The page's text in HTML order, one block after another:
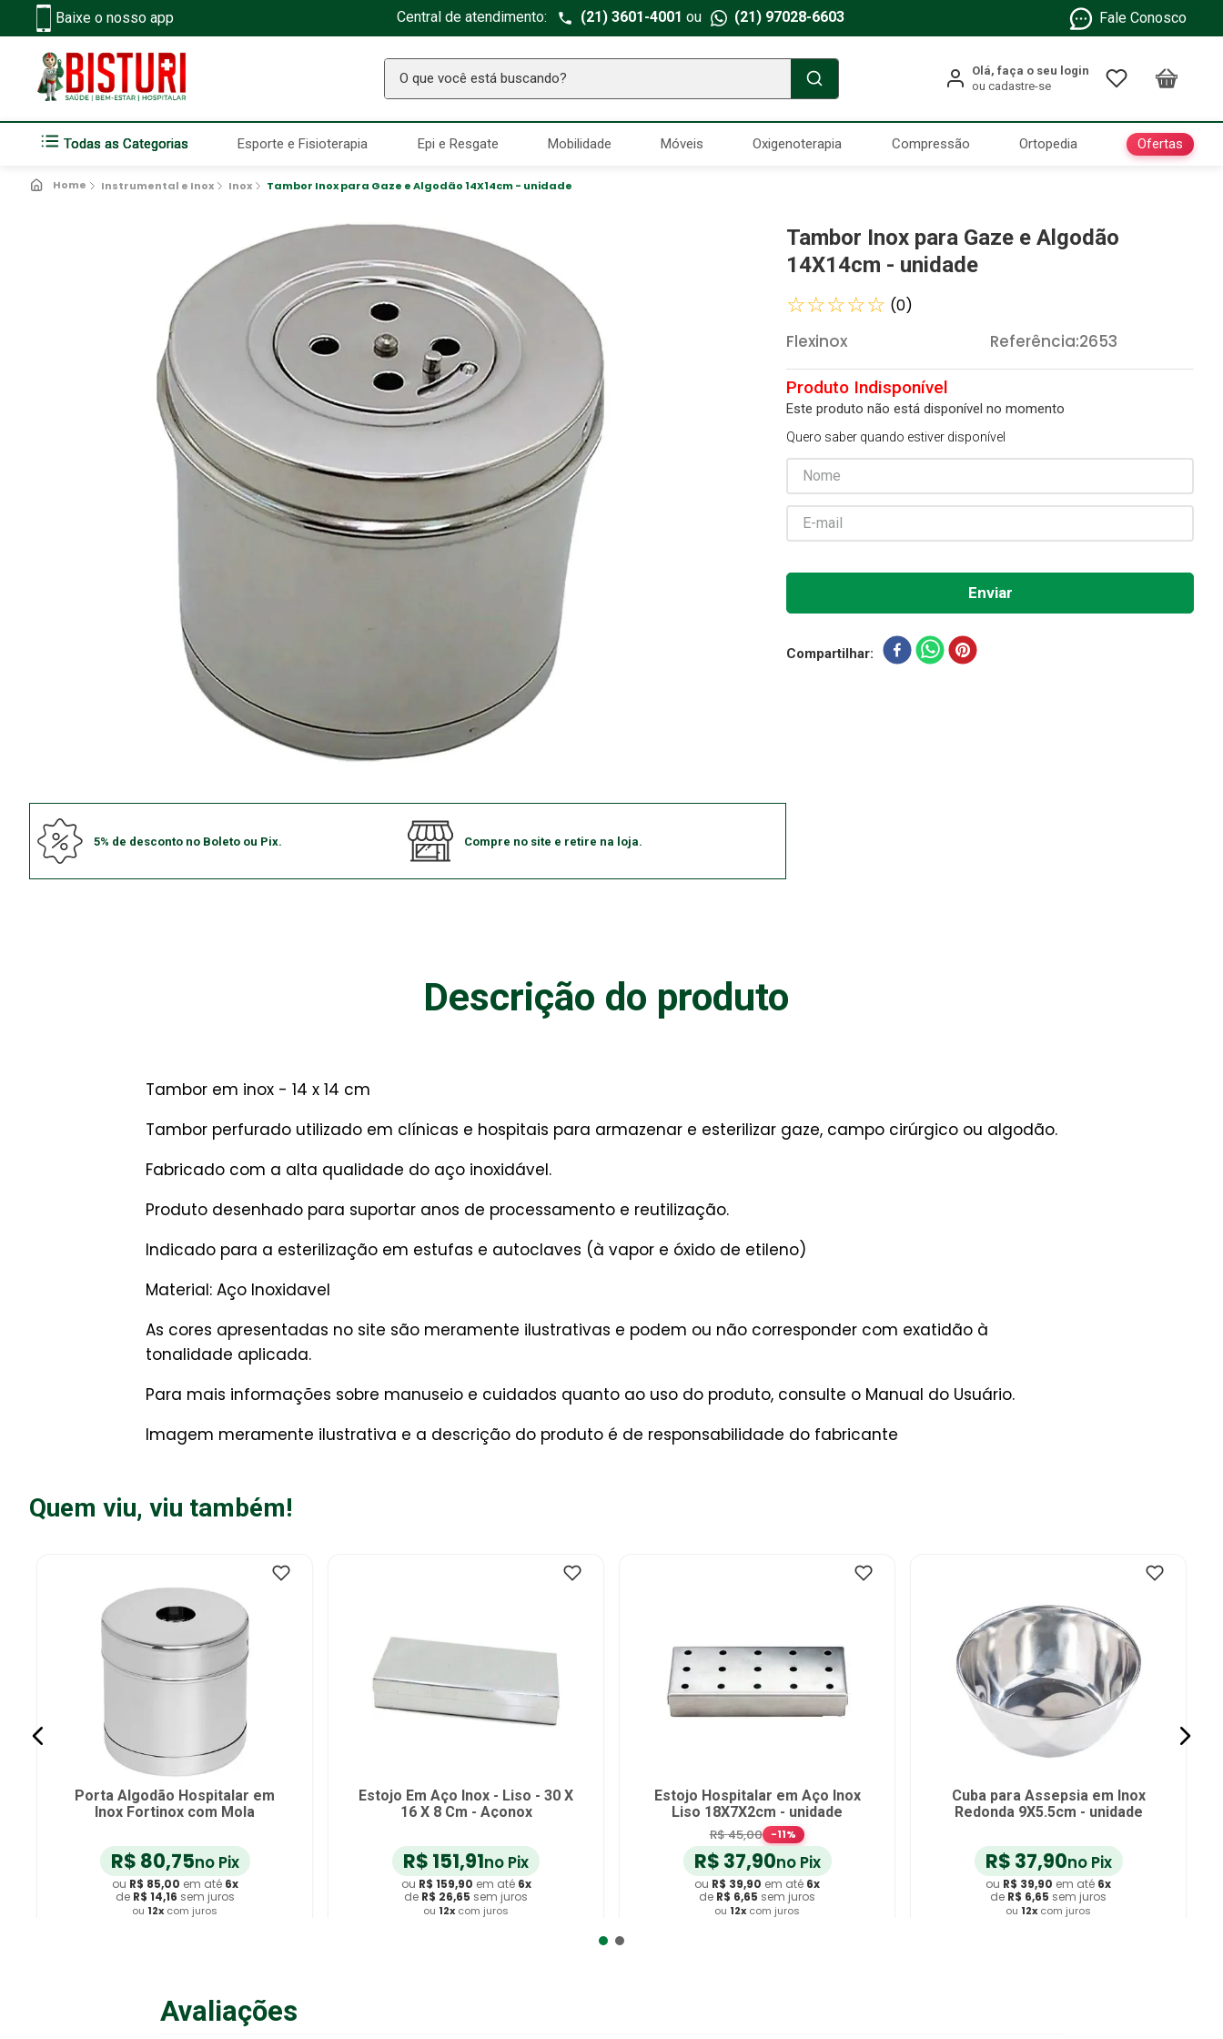
Baixe o nosso app Central de atendimento: (21) 3601-4001 ou (21) 97028-6603 Fale Conosco
O que você está buscando?
Todas as Categorias Esporte e Fisioterapia Epi e Resgate Mobilidade Móveis Oxigenoterapia Compressão Ortopedia Ofertas
Instrumental e Inox Inox Tambor Inox para Gaze e Algodão 14X14cm - unidade
5% de desconto no Boleto ou Pix. Compre no site e retire na loja.
Tambor Inox para Gaze e Algodão
14X14cm - unidade
☆☆☆☆☆ (0)
Flexinox Referência:2653
Este produto não está disponível no momento
Quero saber quando estiver disponível
Compartilhar
Descrição do produto
Tambor em inox - 14 x 14 cm
Tambor perfurado utilizado em clínicas e hospitais para armazenar e esterilizar gaze, campo cirúrgico ou algodão.
Fabricado com a alta qualidade do aço inoxidável.
Produto desenhado para suportar anos de processamento e reutilização.
Indicado para a esterilização em estufas e autoclaves (à vapor e óxido de etileno)
Material: Aço Inoxidavel
As cores apresentadas no site são meramente ilustrativas e podem ou não corresponder com exatidão à
tonalidade aplicada.
Para mais informações sobre manuseio e cuidados quanto ao uso do produto, consulte o Manual do Usuário.
Imagem meramente ilustrativa e a descrição do produto é de responsabilidade do fabricante
Quem viu, viu também!
Porta Algodão Hospitalar em
Inox Fortinox com Mola
R$ 80,75no Pix
ou R$ 85,00 em até 6x
de R$ 14,16 sem juros
ou 12x com juros
Estojo Em Aço Inox - Liso - 30 X
16 X 8 Cm - Açonox
R$ 151,91no Pix
ou R$ 159,90 em até 6x
de R$ 26,65 sem juros
ou 12x com juros
Estojo Hospitalar em Aço Inox
Liso 18X7X2cm - unidade
R$45,00 -11%
R$ 37,90no Pix
ou R$ 39,90 em até 6x
de R$ 6,65 sem juros
ou 12x com juros
Cuba para Assepsia em Inox
Redonda 9X5.5cm - unidade
R$ 37,90no Pix
ou R$ 39,90 em até 6x
de R$ 6,65 sem juros
ou 12x com juros
Avaliações
TERMOS MAIS BUSCADOS
Seringa Insulina
2º Fralda Geriatrica
Estetoscopio Littmann
5º Aparelho Pressão
Littmann
Absorvente Geriatrico
8 Gaze Esteril
9º Cadeira Banho